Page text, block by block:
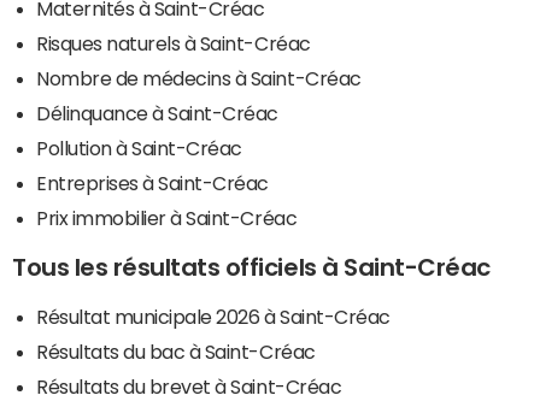
Maternités à Saint-Créac
Risques naturels à Saint-Créac
Nombre de médecins à Saint-Créac
Délinquance à Saint-Créac
Pollution à Saint-Créac
Entreprises à Saint-Créac
Prix immobilier à Saint-Créac
Tous les résultats officiels à Saint-Créac
Résultat municipale 2026 à Saint-Créac
Résultats du bac à Saint-Créac
Résultats du brevet à Saint-Créac